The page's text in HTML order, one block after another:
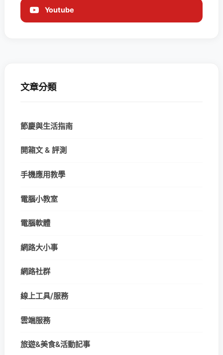
Youtube
文章分類
節慶與生活指南
開箱文 & 評測
手機應用教學
電腦小教室
電腦軟體
網路大小事
網路社群
線上工具/服務
雲端服務
旅遊&美食&活動記事